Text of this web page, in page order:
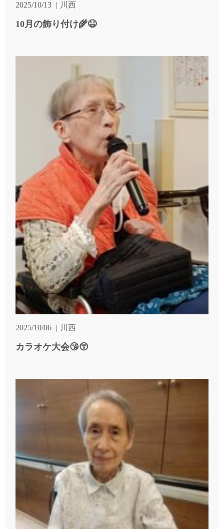
2025/10/13 川西
10月の飾り付け🌾😆
2025/10/06 川西
カラオケ大会😘😚